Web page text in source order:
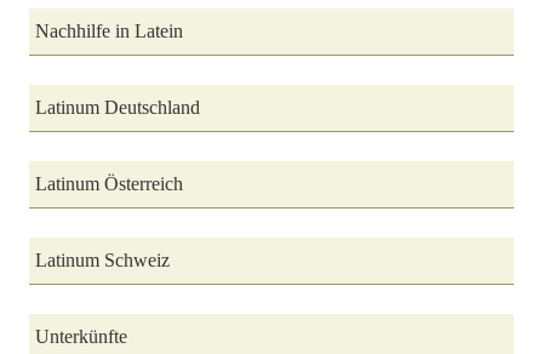
Nachhilfe in Latein
Latinum Deutschland
Latinum Österreich
Latinum Schweiz
Unterkünfte